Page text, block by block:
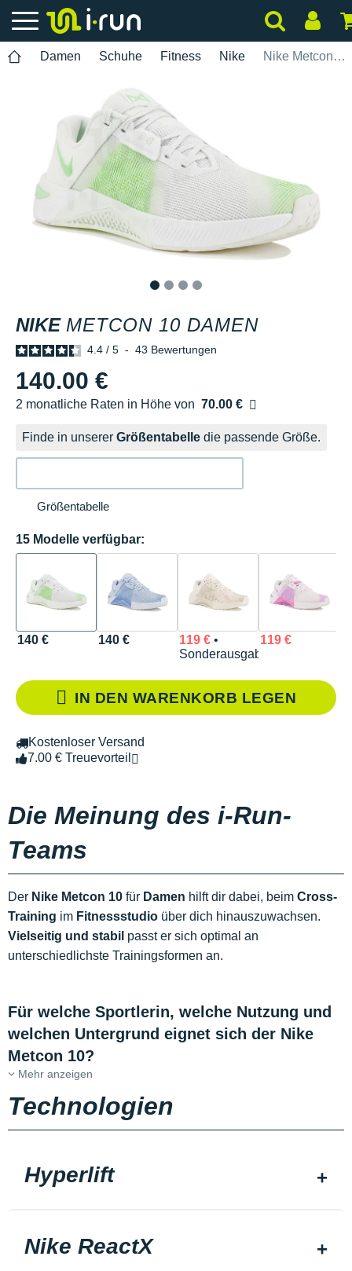
Damen Schuhe Fitness Nike Nike Metcon 10 Damen
NIKE METCON 10 DAMEN
4.4 / 5 - 43 Bewertungen
140.00 €
2 monatliche Raten in Höhe von 70.00 €
Ohne Zusatzkosten
Finde in unserer Größentabelle die passende Größe.
Größentabelle
15 Modelle verfügbar:
140 € 140 € 119 €•
Sonderausgabe
119 €
IN DEN WARENKORB LEGEN
Kostenloser Versand
7.00 € Treuevorteil
Die Meinung des i-Run-
Teams
Der Nike Metcon 10 für Damen hilft dir dabei, beim Cross-
Training im Fitnessstudio über dich hinauszuwachsen.
Vielseitig und stabil passt er sich optimal an
unterschiedlichste Trainingsformen an.
Für welche Sportlerin, welche Nutzung und
welchen Untergrund eignet sich der Nike
Metcon 10?
Mehr anzeigen
Technologien
Hyperlift
Nike ReactX